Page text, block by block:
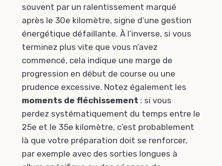
souvent par un ralentissement marqué
après le 30e kilomètre, signe d’une gestion
énergétique défaillante. À l’inverse, si vous
terminez plus vite que vous n’avez
commencé, cela indique une marge de
progression en début de course ou une
prudence excessive. Notez également les
moments de fléchissement : si vous
perdez systématiquement du temps entre le
25e et le 35e kilomètre, c’est probablement
là que votre préparation doit se renforcer,
par exemple avec des sorties longues à